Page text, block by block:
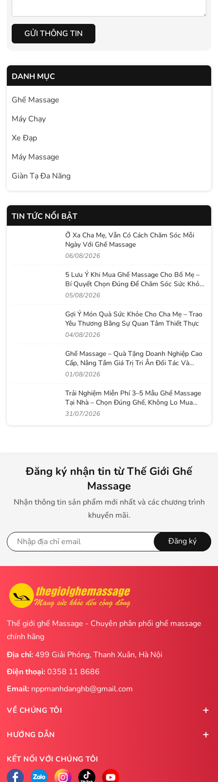
GỬI THÔNG TIN
DANH MỤC
Ghế Massage
Máy Chạy
Xe Đạp
Máy Massage
Giàn Tạ Đa Năng
TIN TỨC NỔI BẬT
Ở Xa Cha Mẹ, Vẫn Có Cách Chăm Sóc Mỗi
Ngày Với Ghế Massage
06/08/2026
5 Lưu Ý Khi Mua Ghế Massage Cho Bố Mẹ –
Bí Quyết Chọn Đúng Để Chăm Sóc Sức Khỏe
Lâu Dài
05/08/2026
Gợi Ý Món Quà Sức Khỏe Cho Cha Mẹ – Trao
Yêu Thương Bằng Sự Quan Tâm Thiết Thực
04/08/2026
Ghế Massage – Quà Tặng Doanh Nghiệp Cao
Cấp, Nâng Tầm Giá Trị Tri Ân Đối Tác Và
Nhân Viên
01/08/2026
Trải Nghiệm Miễn Phí 3–5 Mẫu Ghế Massage
Tại Nhà – Chọn Đúng Ghế, Không Lo Mua
Nhầm
31/07/2026
Đăng ký nhận tin từ Thế Giới Ghế
Massage
Nhận thông tin sản phẩm mới nhất và các chương trình
khuyến mãi.
Đăng ký
Thế giới ghế Massage - Chuyên phân phối ghế massage
chính hãng
Địa chỉ: 499 Giải Phóng, Thanh Xuân, Hà Nội
Điện thoại:0358 11 8686
Email: nppmanhdanghb@gmail.com
VỀ CHÚNG TÔI
HƯỚNG DẪN
KẾT NỐI VỚI CHÚNG TÔI